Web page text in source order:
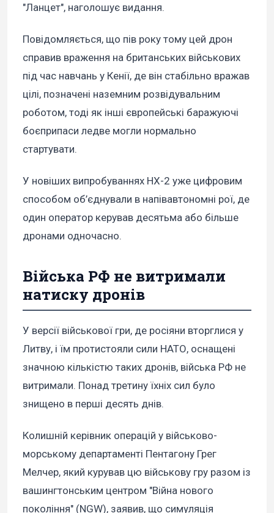
"Ланцет", наголошує видання.
Повідомляється, що пів року тому цей дрон
справив враження на британських військових
під час навчань у Кенії, де він стабільно вражав
цілі, позначені наземним розвідувальним
роботом, тоді як інші європейські баражуючі
боєприпаси ледве могли нормально
стартувати.
У новіших випробуваннях HX-2 уже цифровим
способом об’єднували в напівавтономні рої, де
один оператор керував десятьма або більше
дронами одночасно.
Війська РФ не витримали
натиску дронів
У версії військової гри, де росіяни вторглися у
Литву, і їм протистояли сили НАТО, оснащені
значною кількістю таких дронів, війська РФ не
витримали. Понад третину їхніх сил було
знищено в перші десять днів.
Колишній керівник операцій у військово-
морському департаменті Пентагону Грег
Мелчер, який курував цю військову гру разом із
вашингтонським центром "Війна нового
покоління" (NGW), заявив, що симуляція